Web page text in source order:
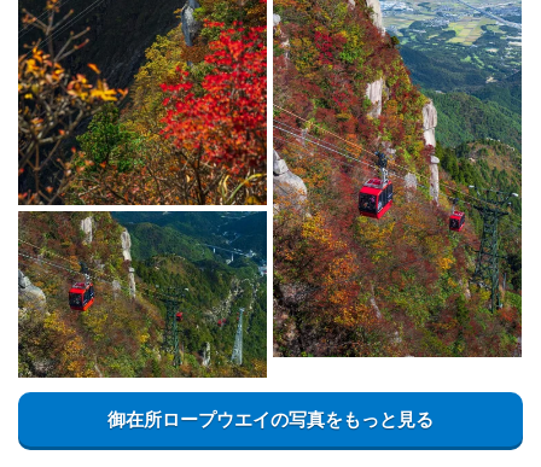
御在所ロープウエイの写真をもっと見る